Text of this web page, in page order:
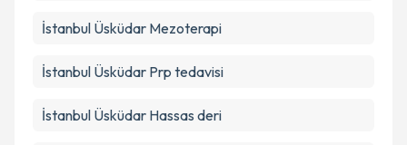
Kişisel verilerimin işlenmesine ilişkin
kapsamda işlenmesini kabul ediyorum.
İstanbul Üsküdar Mezoterapi
İstanbul Üsküdar Prp tedavisi
İstanbul Üsküdar Hassas deri